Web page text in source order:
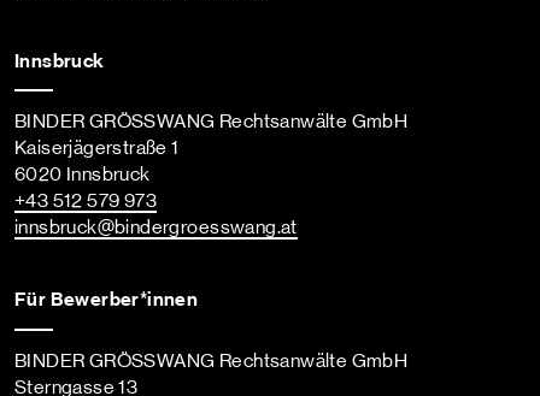
Innsbruck
BINDER GRÖSSWANG Rechtsanwälte GmbH
Kaiserjägerstraße 1
6020 Innsbruck
+43 512 579 973
innsbruck@bindergroesswang.at
Für Bewerber*innen
BINDER GRÖSSWANG Rechtsanwälte GmbH
Sterngasse 13